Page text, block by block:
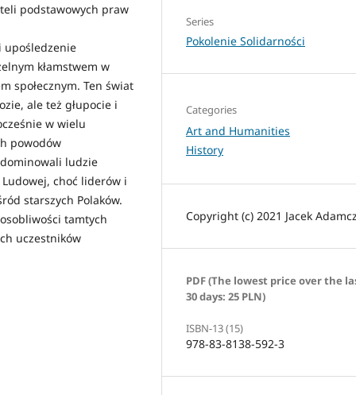
podstawowych praw
upośledzenie
kłamstwem w
społecznym. Ten świat
ale też głupocie i
w wielu
powodów
dominowali ludzie
choć liderów i
starszych Polaków.
tamtych
uczestników
Series
Pokolenie Solidarności
Categories
Art and Humanities
History
Copyright (c) 2021 Jacek
PDF (The lowest price over the
30 days: 25 PLN)
ISBN-13 (15)
978-83-8138-592-3